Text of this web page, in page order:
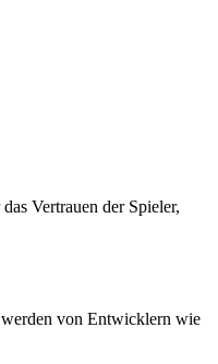
Vertrauen der Spieler,
werden von Entwicklern wie